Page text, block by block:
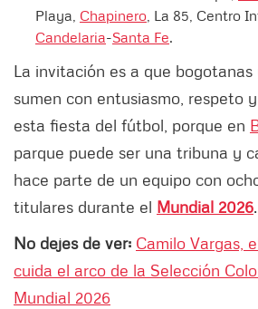
Playa, Chapinero, La 85, Centro
Candelaria-Santa Fe.
La invitación es a que
sumen con entusiasmo, respeto
esta fiesta del fútbol, porque en
parque puede ser una tribuna y
hace parte de un equipo con
titulares durante el Mundial 2026.
No dejes de ver: Camilo Vargas,
cuida el arco de la Selección
Mundial 2026